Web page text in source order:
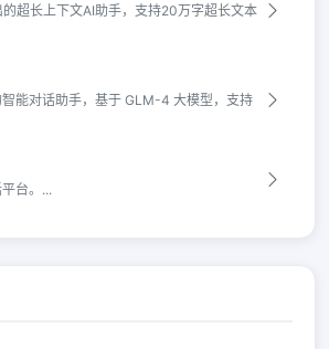
的超长上下文AI助手，支持20万字超长文本
能对话助手，基于 GLM-4 大模型，支持
台。...